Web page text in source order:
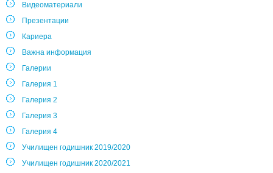
Видеоматериали
Презентации
Кариера
Важна информация
Галерии
Галерия 1
Галерия 2
Галерия 3
Галерия 4
Училищен годишник 2019/2020
Училищен годишник 2020/2021